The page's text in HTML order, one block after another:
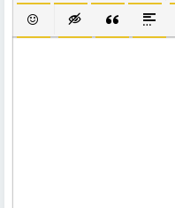
ПОЛУЖИРНЫЙ
КУРСИВ
ВСТАВИТЬ СМАЙЛИК
ВСТАВКАВСТАВКА